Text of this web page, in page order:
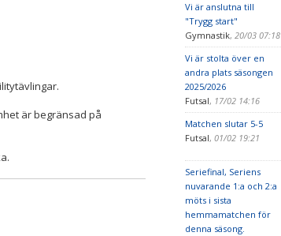
är begränsad på
Vi är anslutna till
"Trygg start"
Gymnastik, 20/03 07:18
Vi är stolta över en
andra plats säsongen
2025/2026
Futsal, 17/02 14:16
Matchen slutar 5-5
Futsal, 01/02 19:21
Seriefinal, Seriens
nuvarande 1:a och 2:a
möts i sista
hemmamatchen för
denna säsong.